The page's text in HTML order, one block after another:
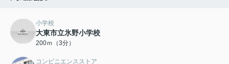
小学校
大東市立氷野小学校
200ｍ（3分）
コンビニエンスストア